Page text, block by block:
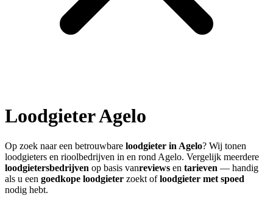
LoodgieterAgelo
Op zoek naar een betrouwbare loodgieter in Agelo? Wij tonen
loodgieters en rioolbedrijven in en rond Agelo. Vergelijk meerdere
loodgietersbedrijven op basis vanreviews en tarieven — handig
als u een goedkope loodgieter zoekt ofloodgieter met spoed
nodig hebt.